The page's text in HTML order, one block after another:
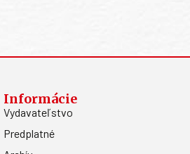
Informácie
Vydavateľstvo
Predplatné